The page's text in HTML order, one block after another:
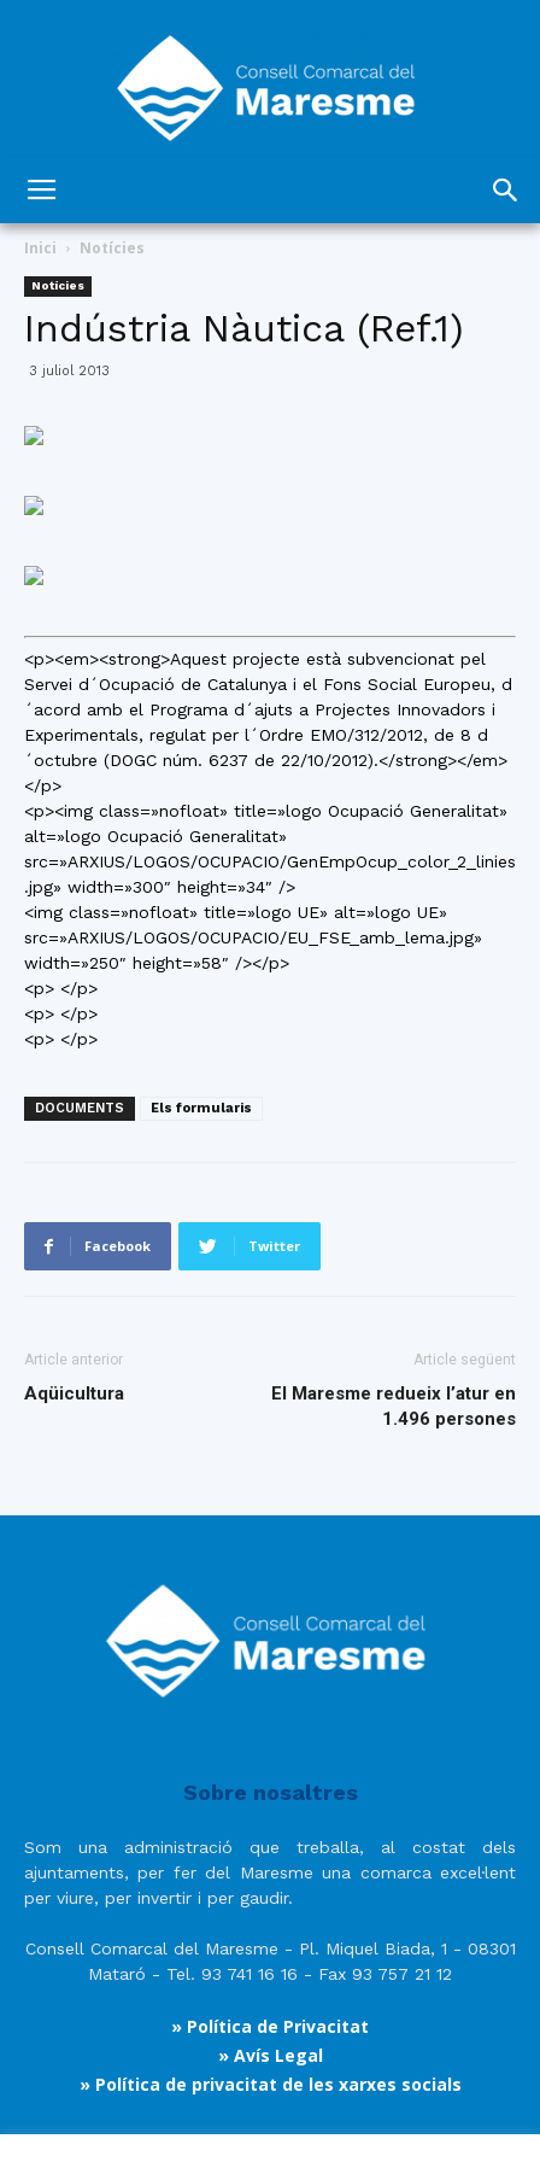
Comarcal
Inici Notícies
Notícies
Indústria Nàutica (Ref.1)
3 juliol 2013
<p><em><strong>Aquest projecte està subvencionat pel
Servei d´Ocupació de Catalunya i el Fons Social Europeu, d
´acord amb el Programa d´ajuts a Projectes Innovadors i
Experimentals, regulat per l´Ordre EMO/312/2012, de 8 d
´octubre (DOGC núm. 6237 de 22/10/2012).</strong></em>
</p>
<p><img class=»nofloat» title=»logo Ocupació Generalitat»
alt=»logo Ocupació Generalitat»
src=»ARXIUS/LOGOS/OCUPACIO/GenEmpOcup_color_2_linies
.jpg» width=»300″ height=»34″ />
<img class=»nofloat» title=»logo UE» alt=»logo UE»
src=»ARXIUS/LOGOS/OCUPACIO/EU_FSE_amb_lema.jpg»
width=»250″ height=»58″ /></p>
<p> </p>
<p> </p>
<p> </p>
DOCUMENTS Els formularis
Facebook Twitter
Article anterior
Aqüicultura
Article següent
El Maresme redueix l’atur en
1.496 persones
Sobre nosaltres
Som una administració que treballa, al costat dels
ajuntaments, per fer del Maresme una comarca excel·lent
per viure, per invertir i per gaudir.
Consell Comarcal del Maresme - Pl. Miquel Biada, 1 - 08301
Mataró - Tel. 93 741 16 16 - Fax 93 757 21 12
» Política de Privacitat
» Avís Legal
» Política de privacitat de les xarxes socials